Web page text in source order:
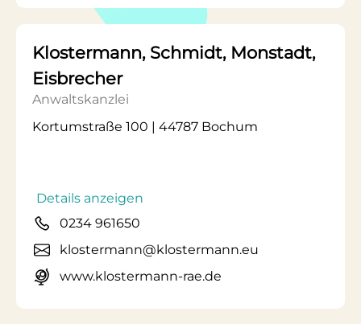
Klostermann, Schmidt, Monstadt,
Eisbrecher
Anwaltskanzlei
Kortumstraße 100 | 44787 Bochum
Details anzeigen
0234 961650
klostermann@klostermann.eu
www.klostermann-rae.de